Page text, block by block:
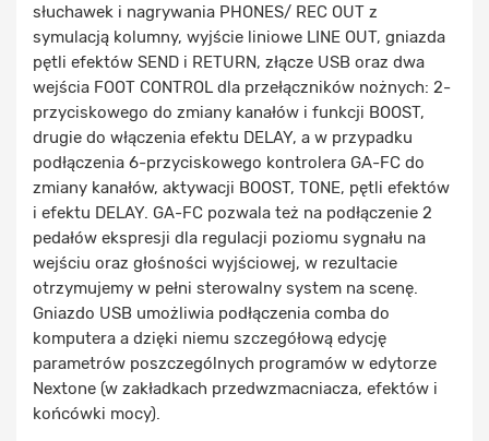
słuchawek i nagrywania PHONES/ REC OUT z
symulacją kolumny, wyjście liniowe LINE OUT, gniazda
pętli efektów SEND i RETURN, złącze USB oraz dwa
wejścia FOOT CONTROL dla przełączników nożnych: 2-
przyciskowego do zmiany kanałów i funkcji BOOST,
drugie do włączenia efektu DELAY, a w przypadku
podłączenia 6-przyciskowego kontrolera GA-FC do
zmiany kanałów, aktywacji BOOST, TONE, pętli efektów
i efektu DELAY. GA-FC pozwala też na podłączenie 2
pedałów ekspresji dla regulacji poziomu sygnału na
wejściu oraz głośności wyjściowej, w rezultacie
otrzymujemy w pełni sterowalny system na scenę.
Gniazdo USB umożliwia podłączenia comba do
komputera a dzięki niemu szczegółową edycję
parametrów poszczególnych programów w edytorze
Nextone (w zakładkach przedwzmacniacza, efektów i
końcówki mocy).